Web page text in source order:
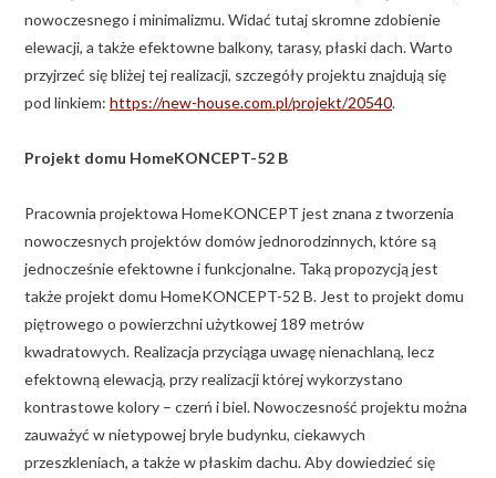
nowoczesnego i minimalizmu. Widać tutaj skromne zdobienie
elewacji, a także efektowne balkony, tarasy, płaski dach. Warto
przyjrzeć się bliżej tej realizacji, szczegóły projektu znajdują się
pod linkiem: https://new-house.com.pl/projekt/20540.
Projekt domu HomeKONCEPT-52 B
Pracownia projektowa HomeKONCEPT jest znana z tworzenia
nowoczesnych projektów domów jednorodzinnych, które są
jednocześnie efektowne i funkcjonalne. Taką propozycją jest
także projekt domu HomeKONCEPT-52 B. Jest to projekt domu
piętrowego o powierzchni użytkowej 189 metrów
kwadratowych. Realizacja przyciąga uwagę nienachlaną, lecz
efektowną elewacją, przy realizacji której wykorzystano
kontrastowe kolory – czerń i biel. Nowoczesność projektu można
zauważyć w nietypowej bryle budynku, ciekawych
przeszkleniach, a także w płaskim dachu. Aby dowiedzieć się